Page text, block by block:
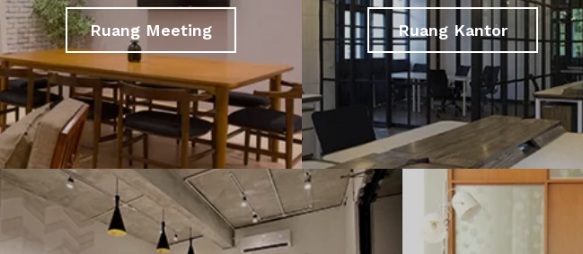
Ruang Meeting Ruang Kantor